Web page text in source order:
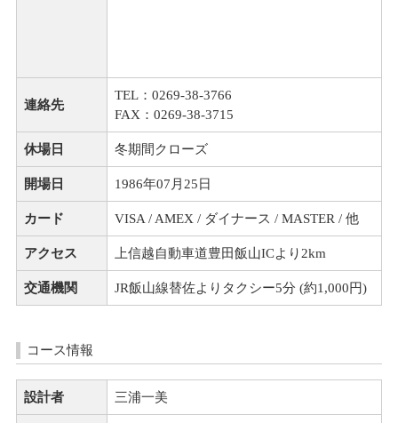
連絡先
TEL：0269-38-3766
FAX：0269-38-3715
休場日 冬期間クローズ
開場日 1986年07月25日
カード VISA / AMEX / ダイナース / MASTER / 他
アクセス 上信越自動車道豊田飯山ICより2km
交通機関 JR飯山線替佐よりタクシー5分 (約1,000円)
コース情報
設計者 三浦一美